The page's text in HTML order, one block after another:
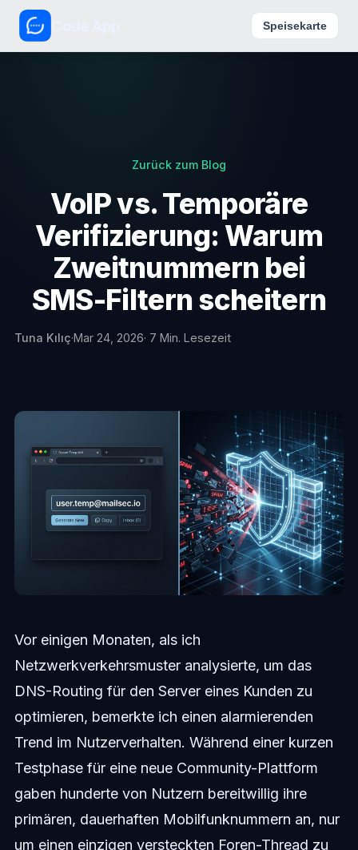
Speisekarte
Zurück zum Blog
VoIP vs. Temporäre
Verifizierung: Warum
Zweitnummern bei
SMS-Filtern scheitern
Tuna Kılıç·Mar 24, 2026· 7 Min. Lesezeit
Vor einigen Monaten, als ich
Netzwerkverkehrsmuster analysierte, um das
DNS-Routing für den Server eines Kunden zu
optimieren, bemerkte ich einen alarmierenden
Trend im Nutzerverhalten. Während einer kurzen
Testphase für eine neue Community-Plattform
gaben hunderte von Nutzern bereitwillig ihre
primären, dauerhaften Mobilfunknummern an, nur
um einen einzigen versteckten Foren-Thread zu